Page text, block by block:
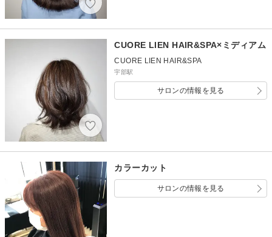
CUORE LIEN HAIR&SPA×ミディアム
CUORE LIEN HAIR&SPA
宇部駅
サロンの情報を見る
カラーカット
サロンの情報を見る